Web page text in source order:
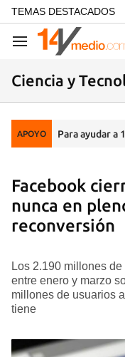
common.go-to-content
TEMAS DESTACADOS
Navegación
Ciencia y
APOYO Para ayudar a
Facebook
nunca en
reconversión
Los 2.190 millones
entre enero y marzo
millones de usuarios
tiene